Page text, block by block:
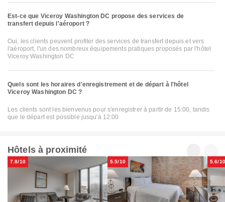
Est-ce que Viceroy Washington DC propose des services de
transfert depuis l'aéroport ?
Oui, les clients peuvent profiter des services de transfert depuis et vers
l'aéroport, l'un des nombreux équipements pratiques proposés par l'hôtel
Viceroy Washington DC
Quels sont les horaires d'enregistrement et de départ à l'hôtel
Viceroy Washington DC ?
Les clients sont les bienvenus pour s'enregistrer à partir de 15:00, tandis
que le départ est possible jusqu'à 12:00
Hôtels à proximité
7.8/10 5.5/10 5.6/10